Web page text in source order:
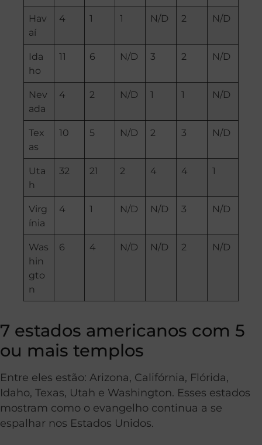
Hav
aí
4 1 1 N/D 2 N/D
Ida
ho
11 6 N/D 3 2 N/D
Nev
ada
4 2 N/D 1 1 N/D
Tex
as
10 5 N/D 2 3 N/D
Uta
h
32 21 2 4 4 1
Virg
ínia
4 1 N/D N/D 3 N/D
Was
hin
gto
n
6 4 N/D N/D 2 N/D
7 estados americanos com 5
ou mais templos
Entre eles estão: Arizona, Califórnia, Flórida,
Idaho, Texas, Utah e Washington. Esses estados
mostram como o evangelho continua a se
espalhar nos Estados Unidos.